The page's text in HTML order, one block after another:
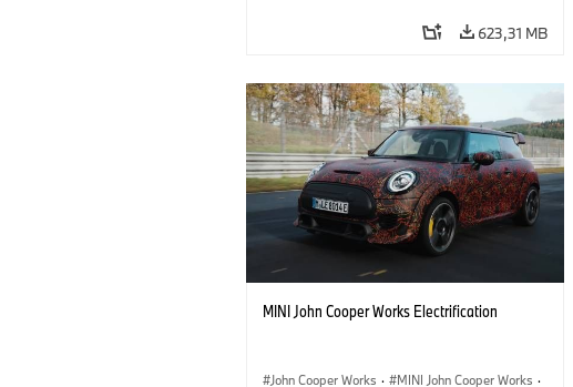
623,31 MB
MINI John Cooper Works Electrification
John Cooper Works · MINI John Cooper Works ·